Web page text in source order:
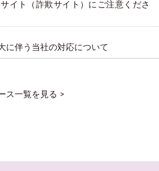
イト（詐欺サイト）にご注意くださ
に伴う当社の対応について
ス一覧を見る >